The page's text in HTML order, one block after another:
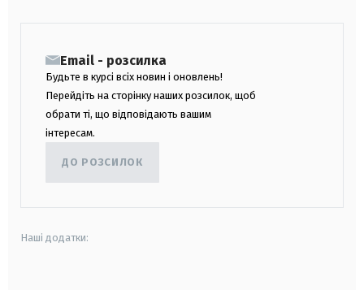
Email - розсилка
Будьте в курсі всіх новин і оновлень!
Перейдіть на сторінку наших розсилок, щоб
обрати ті, що відповідають вашим
інтересам.
ДО РОЗСИЛОК
Наші додатки: